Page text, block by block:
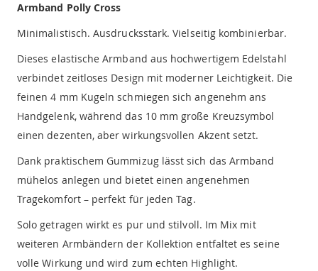
Armband Polly Cross
Minimalistisch. Ausdrucksstark. Vielseitig kombinierbar.
Dieses elastische Armband aus hochwertigem Edelstahl
verbindet zeitloses Design mit moderner Leichtigkeit. Die
feinen 4 mm Kugeln schmiegen sich angenehm ans
Handgelenk, während das 10 mm große Kreuzsymbol
einen dezenten, aber wirkungsvollen Akzent setzt.
Dank praktischem Gummizug lässt sich das Armband
mühelos anlegen und bietet einen angenehmen
Tragekomfort – perfekt für jeden Tag.
Solo getragen wirkt es pur und stilvoll. Im Mix mit
weiteren Armbändern der Kollektion entfaltet es seine
volle Wirkung und wird zum echten Highlight.